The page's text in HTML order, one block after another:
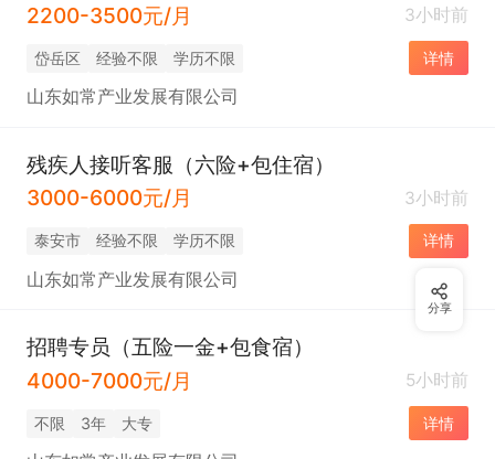
2200-3500元/月
3小时前
岱岳区 经验不限 学历不限 详情
山东如常产业发展有限公司
残疾人接听客服（六险+包住宿）
3000-6000元/月
3小时前
泰安市 经验不限 学历不限 详情
山东如常产业发展有限公司
招聘专员（五险一金+包食宿）
4000-7000元/月
5小时前
不限 3年 大专 详情
分享